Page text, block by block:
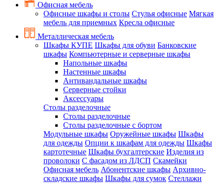
Офисная мебель
Офисные шкафы и столы Стулья офисные Мягкая
мебель для приемных Кресла офисные
Металлическая мебель
Шкафы КУПЕ Шкафы для обуви Банковские
шкафы Компьютерные и серверные шкафы
Напольные шкафы
Настенные шкафы
Антивандальные шкафы
Серверные стойки
Аксессуары
Столы разделочные
Столы разделочные
Столы разделочные с бортом
Модульные шкафы Оружейные шкафы Шкафы
для одежды Опции к шкафам для одежды Шкафы
картотечные Шкафы бухгалтерские Изделия из
проволоки С фасадом из ЛДСП Скамейки
Офисная мебель Абонентские шкафы Архивно-
складские шкафы Шкафы для сумок Стеллажи